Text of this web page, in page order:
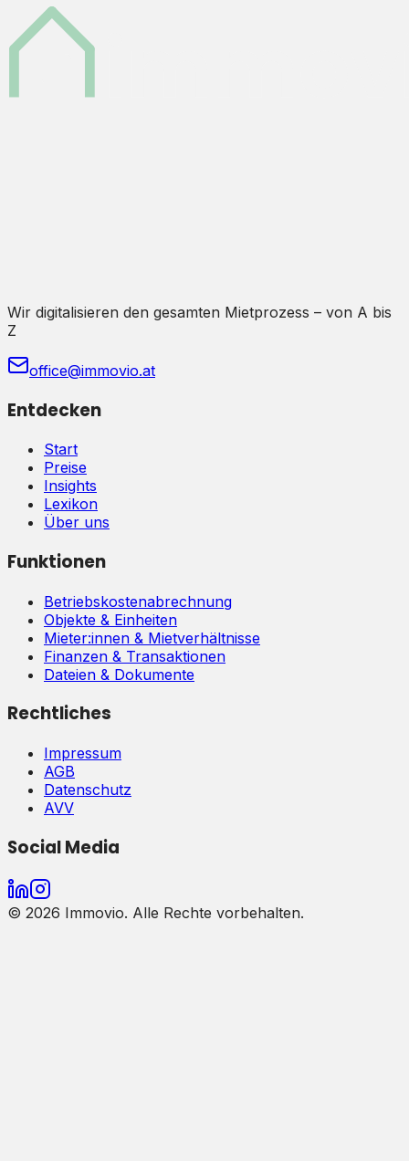
Wir digitalisieren den gesamten Mietprozess – von A bis
Z
office@immovio.at
Entdecken
Start
Preise
Insights
Lexikon
Über uns
Funktionen
Betriebskostenabrechnung
Objekte & Einheiten
Mieter:innen & Mietverhältnisse
Finanzen & Transaktionen
Dateien & Dokumente
Rechtliches
Impressum
AGB
Datenschutz
AVV
Social Media
© 2026 Immovio. Alle Rechte vorbehalten.